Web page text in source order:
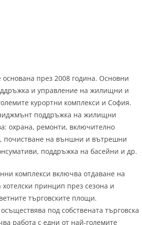
през 2008 година. Основни
и управление на жилищни и
курортни комплекси и София.
поддръжка на жилищни
охрана, ремонти, включително
почистване на външни и вътрешни
поддръжка на басейни и др.
комплекси включва отдаване на
принцип през сезона и
търговските площи.
под собствената търговска
работа с едни от най-големите